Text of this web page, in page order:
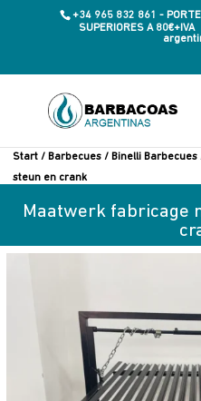
+34 965 832 861 -
SUPERIORES A 80€+IVA
Start / Barbecues / Binelli Barbecues
steun en crank
Maatwerk fabricage